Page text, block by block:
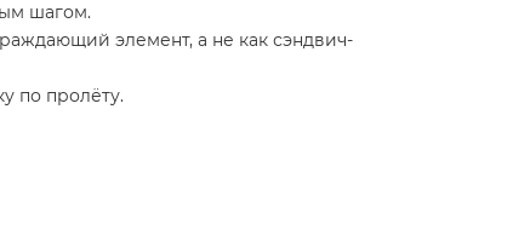
шагом.
элемент, а не как сэндвич-
по пролёту.